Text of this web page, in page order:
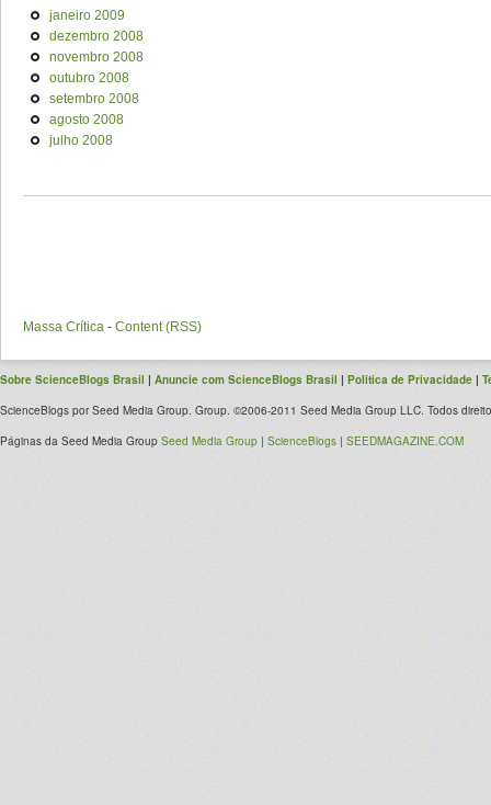
janeiro 2009
dezembro 2008
novembro 2008
outubro 2008
setembro 2008
agosto 2008
julho 2008
Massa Crítica - Content (RSS)
Sobre ScienceBlogs Brasil | Anuncie com ScienceBlogs Brasil | Política de Privacidade |
ScienceBlogs por Seed Media Group. Group. ©2006-2011 Seed Media Group LLC. Todos
Páginas da Seed Media Group Seed Media Group | ScienceBlogs | SEEDMAGAZINE.COM